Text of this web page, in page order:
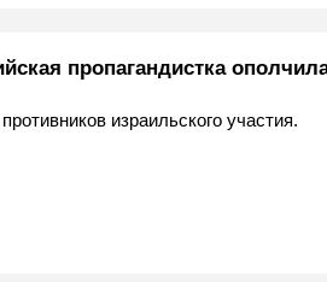
пропагандистка
израильского участия.